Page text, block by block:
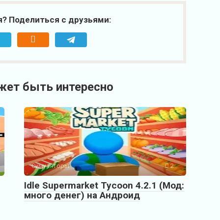
Поделиться с друзьями:
быть интересно
Симуляторы 2
Idle Supermarket Tycoon 4.2.1 (Мод:
много денег) на Андроид